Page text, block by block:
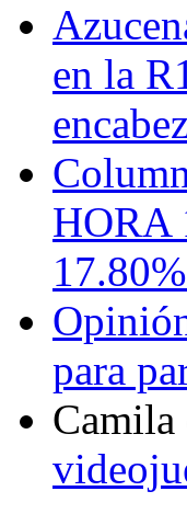
en la
HORA
para
Camila